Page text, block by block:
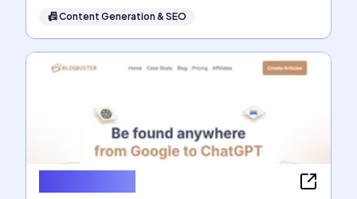
📠Content Generation & SEO